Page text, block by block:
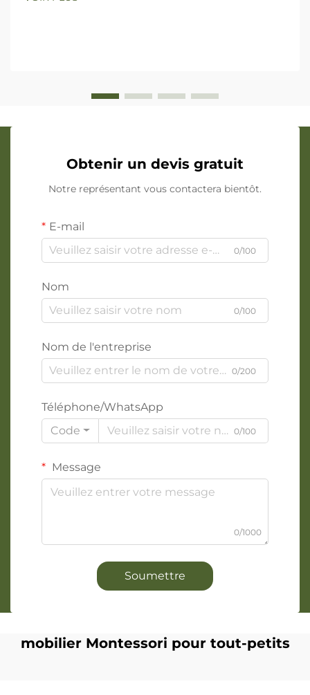
Obtenir un devis gratuit
Notre représentant vous contactera bientôt.
E-mail
0/100
Nom
0/100
Nom de l'entreprise
0/200
Téléphone/WhatsApp
Code
0/100
Message
0/1000
Soumettre
mobilier Montessori pour tout-petits